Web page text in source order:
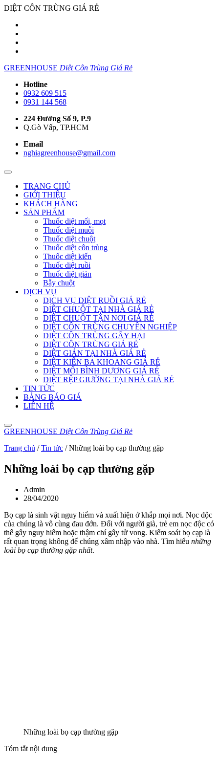
DIỆT CÔN TRÙNG GIÁ RẺ
GREENHOUSE Diệt Côn Trùng Giá Rẻ
Hotline
0932 609 515
0931 144 568
224 Đường Số 9, P.9
Q.Gò Vấp, TP.HCM
Email
nghiagreenhouse@gmail.com
TRANG CHỦ
GIỚI THIỆU
KHÁCH HÀNG
SẢN PHẨM
Thuốc diệt mối, mọt
Thuốc diệt muỗi
Thuốc diệt chuột
Thuốc diệt côn trùng
Thuốc diệt kiến
Thuốc diệt ruồi
Thuốc diệt gián
Bẫy chuột
DỊCH VỤ
DỊCH VỤ DIỆT RUỒI GIÁ RẺ
DIỆT CHUỘT TẠI NHÀ GIÁ RẺ
DIỆT CHUỘT TẬN NƠI GIÁ RẺ
DIỆT CÔN TRÙNG CHUYÊN NGHIỆP
DIỆT CÔN TRÙNG GÂY HẠI
DIỆT CÔN TRÙNG GIÁ RẺ
DIỆT GIÁN TẠI NHÀ GIÁ RẺ
DIỆT KIẾN BA KHOANG GIÁ RẺ
DIỆT MỐI BÌNH DƯƠNG GIÁ RẺ
DIỆT RỆP GIƯỜNG TẠI NHÀ GIÁ RẺ
TIN TỨC
BẢNG BÁO GIÁ
LIÊN HỆ
GREENHOUSE Diệt Côn Trùng Giá Rẻ
Trang chủ /Tin tức /Những loài bọ cạp thường gặp
Những loài bọ cạp thường gặp
Admin
28/04/2020
Bọ cạp là sinh vật nguy hiểm và xuất hiện ở khắp mọi nơi. Nọc độc
của chúng là vô cùng đau đớn. Đối với người già, trẻ em nọc độc có
thể gây nguy hiểm hoặc thậm chí gây tử vong. Kiểm soát bọ cạp là
rất quan trọng không để chúng xâm nhập vào nhà. Tìm hiểu những
loài bọ cạp thường gặp nhất.
Những loài bọ cạp thường gặp
Tóm tắt nội dung